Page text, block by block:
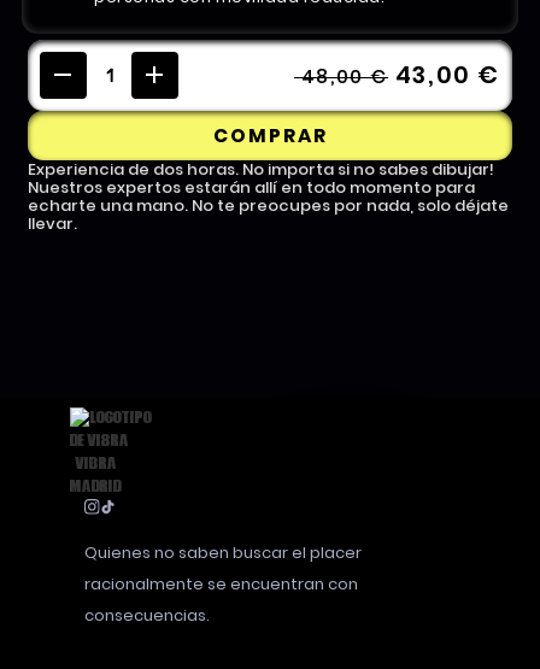
48,00 € 43,00 €
COMPRAR
Experiencia de dos horas. No importa si no sabes dibujar!
Nuestros expertos estarán allí en todo momento para
echarte una mano. No te preocupes por nada, solo déjate
llevar.
Quienes no saben buscar el placer
racionalmente se encuentran con
consecuencias.